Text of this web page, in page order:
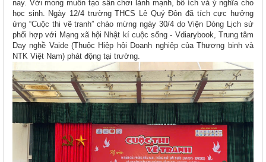
nay. Với mong muốn tạo sân chơi lành mạnh, bổ ích và ý nghĩa cho
học sinh. Ngày 12/4 trường THCS Lê Quý Đôn đã tích cực hưởng
ứng “Cuộc thi vẽ tranh” chào mừng ngày 30/4 do Viện Dòng Lịch sử
phối hợp với Mạng xã hội Nhật kí cuộc sống - Vdiarybook, Trung tâm
Dạy nghề Vaide (Thuộc Hiệp hội Doanh nghiệp của Thương binh và
NTK Việt Nam) phát động tại trường.